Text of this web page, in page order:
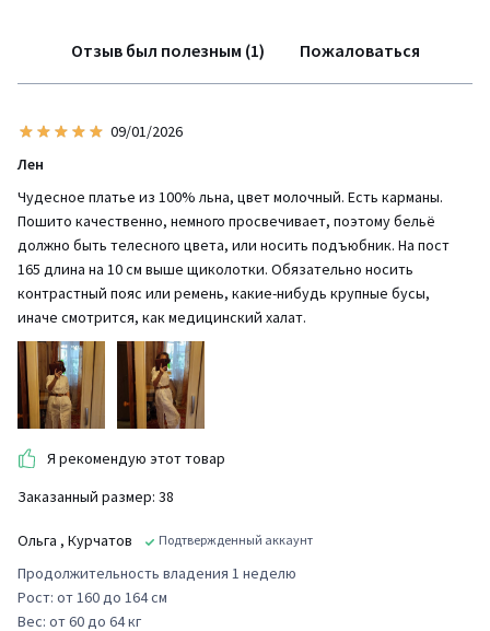
Отзыв был полезным (1) Пожаловаться
09/01/2026
Лен
Чудесное платье из 100% льна, цвет молочный. Есть карманы.
Пошито качественно, немного просвечивает, поэтому бельё
должно быть телесного цвета, или носить подъюбник. На пост
165 длина на 10 см выше щиколотки. Обязательно носить
контрастный пояс или ремень, какие-нибудь крупные бусы,
иначе смотрится, как медицинский халат.
Я рекомендую этот товар
Заказанный размер: 38
Ольга , Курчатов Подтвержденный аккаунт
Продолжительность владения 1 неделю
Рост: от 160 до 164 см
Вес: от 60 до 64 кг